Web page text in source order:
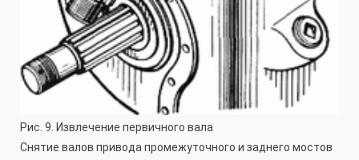
Рис. 9. Извлечение первичного вала
Снятие валов привода промежуточного и заднего мостов